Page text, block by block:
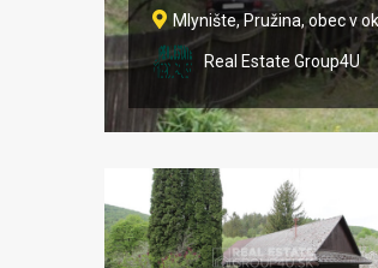
Mlynište, Pružina, obec v
Real Estate Group4U